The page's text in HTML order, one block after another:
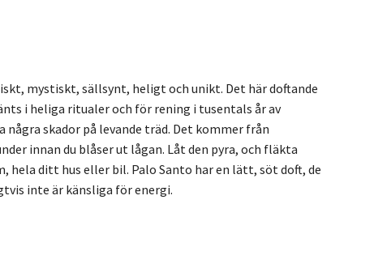
mystiskt, sällsynt, heligt och unikt. Det här doftande
i heliga ritualer och för rening i tusentals år av
skador på levande träd. Det kommer från
innan du blåser ut lågan. Låt den pyra, och fläkta
hela ditt hus eller bil. Palo Santo har en lätt, söt doft, de
inte är känsliga för energi.